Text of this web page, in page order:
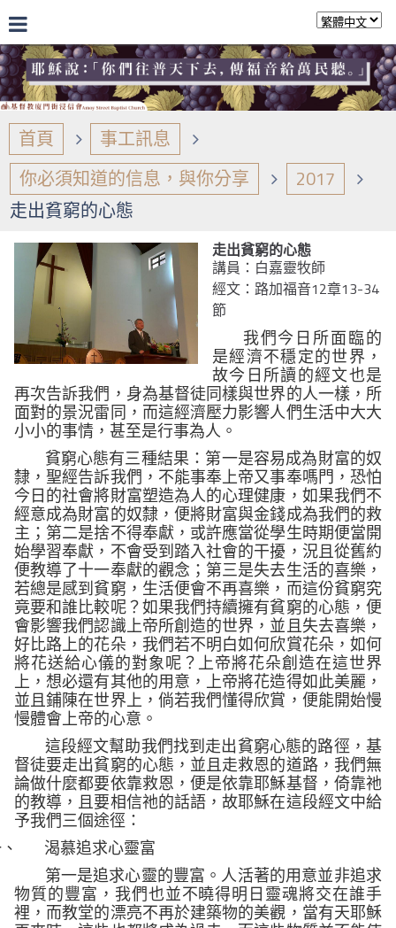
首頁
事工訊息
你必須知道的信息，與你分享
2017
走出貧窮的心態
走出貧窮的心態
講員：白嘉靈牧師
經文：路加福音12章13-34
節
我們今日所面臨的
是經濟不穩定的世界，
故今日所讀的經文也是
再次告訴我們，身為基督徒同樣與世界的人一樣，所
面對的景況雷同，而這經濟壓力影響人們生活中大大
小小的事情，甚至是行事為人。
貧窮心態有三種結果 ：第一是容易成為財富的奴
隸，聖經告訴我們，不能事奉上帝又事奉嗎門，恐怕
今日的社會將財富塑造為人的心理健康，如果我們不
經意成為財富的奴隸，便將財富與金錢成為我們的救
主；第二是捨不得奉獻，或許應當從學生時期便當開
始學習奉獻，不會受到踏入社會的干擾，況且從舊約
便教導了十一奉獻的觀念；第三是失去生活的喜樂，
若總是感到貧窮，生活便會不再喜樂，而這份貧窮究
竟要和誰比較呢？如果我們持續擁有貧窮的心態，便
會影響我們認識上帝所創造的世界，並且失去喜樂，
好比路上的花朵，我們若不明白如何欣賞花朵，如何
將花送給心儀的對象呢？上帝將花朵創造在這世界
上，想必還有其他的用意，上帝將花造得如此美麗，
並且鋪陳在世界上，倘若我們懂得欣賞，便能開始慢
慢體會上帝的心意。
這段經文幫助我們找到走出貧窮心態的路徑，基
督徒要走出貧窮的心態，並且走救恩的道路，我們無
論做什麼都要依靠救恩，便是依靠耶穌基督，倚靠祂
的教導，且要相信祂的話語，故耶穌在這段經文中給
予我們三個途徑：
渴慕追求心靈富
第一是追求心靈的豐富。人活著的用意並非追求
物質的豐富，我們也並不曉得明日靈魂將交在誰手
裡，而教堂的漂亮不再於建築物的美觀，當有天耶穌